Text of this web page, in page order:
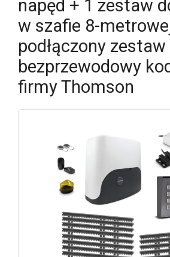
napęd + 1 zestaw
w szafie 8-
podłączony zestaw
bezprzewodowy
firmy Thomson